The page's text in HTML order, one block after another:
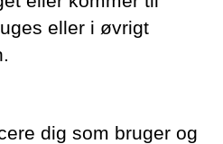
eller i øvrigt
dig som bruger og